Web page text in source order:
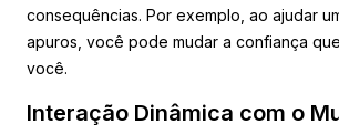
consequências. Por exemplo, ao ajudar
apuros, você pode mudar a confiança
você.
Interação Dinâmica com o